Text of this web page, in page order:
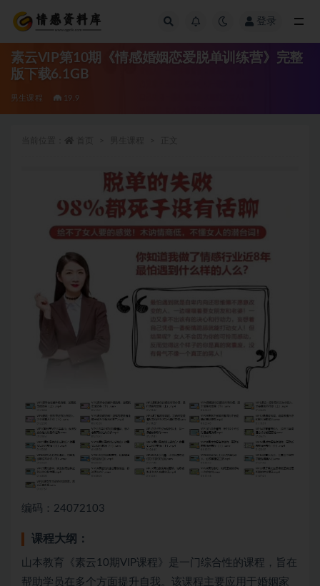
登录
素云VIP第10期《情感婚姻恋爱脱单训练营》完整
版下载6.1GB
男生课程 19.9
编码：24072103
课程大纲：
山本教育《素云10期VIP课程》是一门综合性的课程，旨在
帮助学员在多个方面提升自我。该课程主要应用于婚姻家